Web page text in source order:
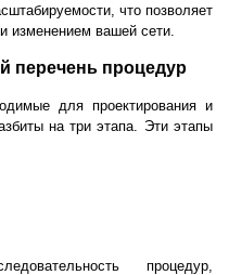
что позволяет
изменением вашей сети.
перечень процедур
для проектирования и
на три этапа. Эти этапы
процедур,